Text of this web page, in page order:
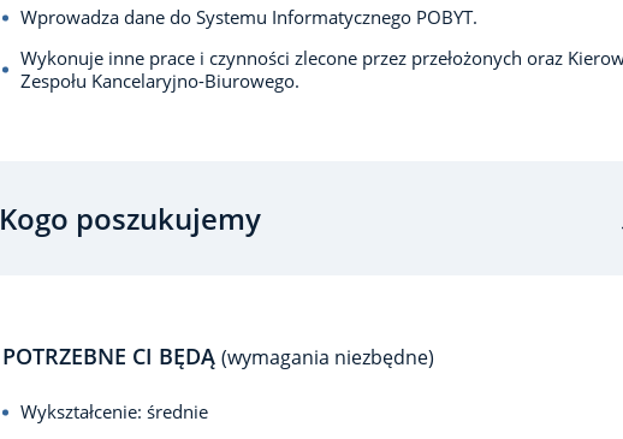
Wprowadza dane do Systemu Informatycznego POBYT.
Wykonuje inne prace i czynności zlecone przez przełożonych oraz
Zespołu Kancelaryjno-Biurowego.
Kogo poszukujemy
POTRZEBNE CI BĘDĄ (wymagania niezbędne)
Wykształcenie: średnie